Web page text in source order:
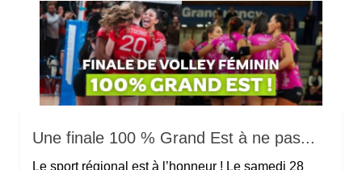
Une finale 100 % Grand Est à ne pas...
Le sport régional est à l’honneur ! Le samedi 28